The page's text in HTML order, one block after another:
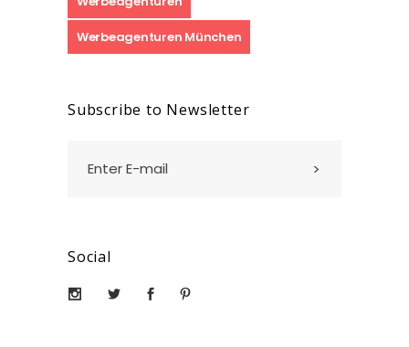
Werbeagenturen München
Subscribe to Newsletter
Social